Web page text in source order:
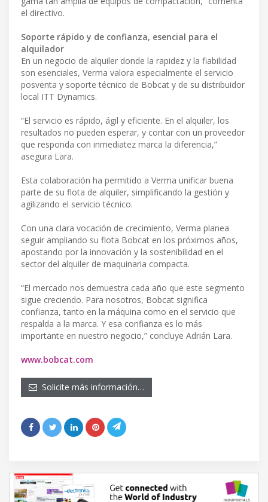
el directivo.
Soporte rápido y de confianza, esencial para el
alquilador
En un negocio de alquiler donde la rapidez y la fiabilidad
son esenciales, Verma valora especialmente el servicio
posventa y soporte técnico de Bobcat y de su distribuidor
local ITT Dynamics.
“El servicio es rápido, ágil y eficiente. En el alquiler, los
resultados no pueden esperar, y contar con un proveedor
que responda con inmediatez marca la diferencia,”
asegura Lara.
Esta colaboración ha permitido a Verma unificar buena
parte de su flota de alquiler, simplificando la gestión y
agilizando el servicio técnico.
Con una clara vocación de crecimiento, Verma planea
seguir ampliando su flota Bobcat en los próximos años,
apostando por la innovación y la sostenibilidad en el
sector del alquiler de maquinaria compacta.
“El mercado nos demuestra cada año que este segmento
sigue creciendo. Para nosotros, Bobcat significa
confianza, tanto en la máquina como en el servicio que
respalda a la marca. Y esa confianza es lo más
importante en nuestro negocio,” concluye Adrián Lara.
www.bobcat.com
Solicite más información…